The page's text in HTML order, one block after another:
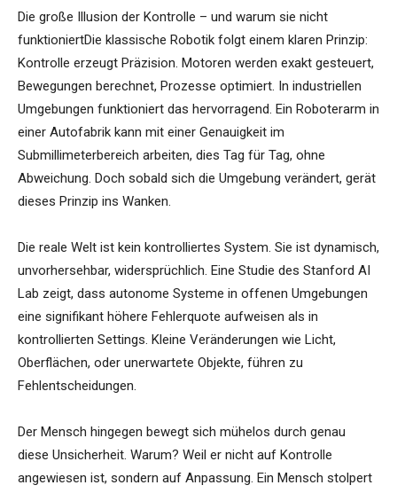
Die große Illusion der Kontrolle – und warum sie nicht
funktioniertDie klassische Robotik folgt einem klaren Prinzip:
Kontrolle erzeugt Präzision. Motoren werden exakt gesteuert,
Bewegungen berechnet, Prozesse optimiert. In industriellen
Umgebungen funktioniert das hervorragend. Ein Roboterarm in
einer Autofabrik kann mit einer Genauigkeit im
Submillimeterbereich arbeiten, dies Tag für Tag, ohne
Abweichung. Doch sobald sich die Umgebung verändert, gerät
dieses Prinzip ins Wanken.
Die reale Welt ist kein kontrolliertes System. Sie ist dynamisch,
unvorhersehbar, widersprüchlich. Eine Studie des Stanford AI
Lab zeigt, dass autonome Systeme in offenen Umgebungen
eine signifikant höhere Fehlerquote aufweisen als in
kontrollierten Settings. Kleine Veränderungen wie Licht,
Oberflächen, oder unerwartete Objekte, führen zu
Fehlentscheidungen.
Der Mensch hingegen bewegt sich mühelos durch genau
diese Unsicherheit. Warum? Weil er nicht auf Kontrolle
angewiesen ist, sondern auf Anpassung. Ein Mensch stolpert